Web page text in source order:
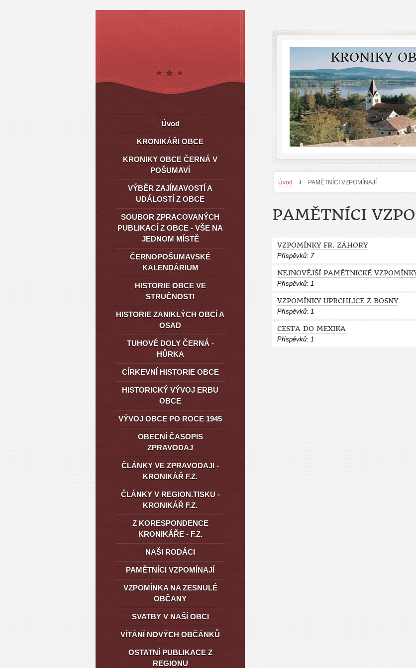
KRONIKY
Úvod › PAMĚTNÍCI VZPOMÍNAJÍ
PAMĚTNÍCI
VZPOMÍNKY FR. ZÁHORY
Příspěvků: 7
NEJNOVĚJŠÍ PAMĚTNICKÉ
Příspěvků: 1
VZPOMÍNKY UPRCHLICE Z BOSNY
Příspěvků: 1
CESTA DO MEXIKA
Příspěvků: 1
Úvod
KRONIKÁŘI OBCE
KRONIKY OBCE ČERNÁ V
POŠUMAVÍ
VÝBĚR ZAJÍMAVOSTÍ A
UDÁLOSTÍ Z OBCE
SOUBOR ZPRACOVANÝCH
PUBLIKACÍ Z OBCE - VŠE NA
JEDNOM MÍSTĚ
ČERNOPOŠUMAVSKÉ
KALENDÁRIUM
HISTORIE OBCE VE
STRUČNOSTI
HISTORIE ZANIKLÝCH OBCÍ A
OSAD
TUHOVÉ DOLY ČERNÁ -
HŮRKA
CÍRKEVNÍ HISTORIE OBCE
HISTORICKÝ VÝVOJ ERBU
OBCE
VÝVOJ OBCE PO ROCE 1945
OBECNÍ ČASOPIS
ZPRAVODAJ
ČLÁNKY VE ZPRAVODAJI -
KRONIKÁŘ F.Z.
ČLÁNKY V REGION.TISKU -
KRONIKÁŘ F.Z.
Z KORESPONDENCE
KRONIKÁŘE - F.Z.
NAŠI RODÁCI
PAMĚTNÍCI VZPOMÍNAJÍ
VZPOMÍNKA NA ZESNULÉ
OBČANY
SVATBY V NAŠÍ OBCI
VÍTÁNÍ NOVÝCH OBČÁNKŮ
OSTATNÍ PUBLIKACE Z
REGIONU